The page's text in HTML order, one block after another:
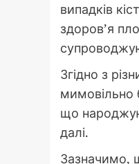
випадків
здоров’я
Згідно з
мимовільно
що
далі.
Зазначимо,